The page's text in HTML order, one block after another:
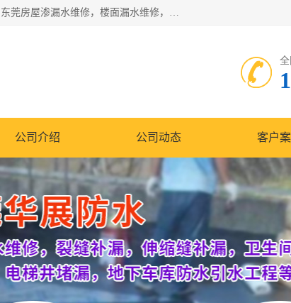
东莞市华展防水补漏装饰工程有限公司主要服务有：东莞防水补漏，东莞厂房防水补漏，东莞房屋渗漏水维修，楼面漏水维修，裂缝补漏，伸缩缝补漏，卫生间防水改造，厕所漏水补漏，外墙窗台补漏，电梯井堵漏，地下车库防水引水工程等
公司介绍 公司动态 客户案